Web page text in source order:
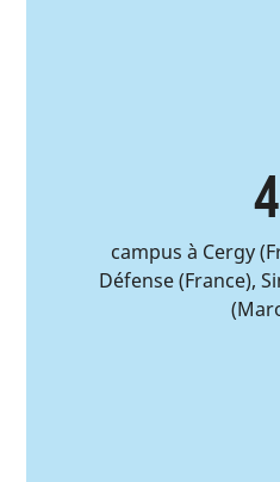
4
campus à Cergy
Défense (France),